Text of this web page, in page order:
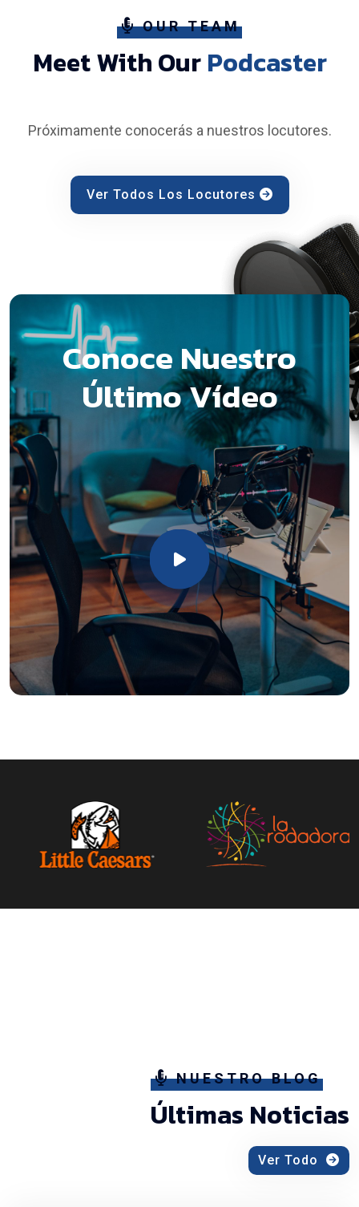
OUR TEAM
Meet With OurPodcaster
Próximamente conocerás a nuestros locutores.
Ver Todos Los Locutores
Conoce Nuestro
Último Vídeo
NUESTRO BLOG
Últimas Noticias
Ver Todo